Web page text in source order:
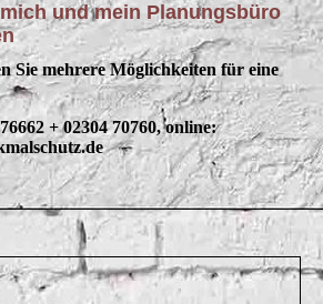
und mein Planungsbüro
Sie mehrere Möglichkeiten für eine
+ 02304 70760, online: